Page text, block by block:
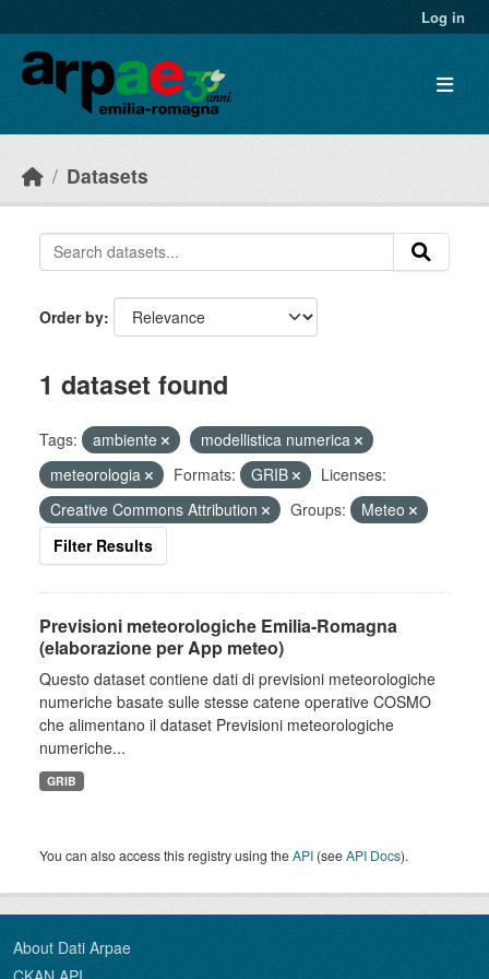
Log in
Datasets
Order by
1 dataset found
Tags: ambiente
modellistica numerica
meteorologia
Formats: GRIB
Licenses:
Creative Commons Attribution
Groups:
Meteo
Filter Results
Previsioni meteorologiche Emilia-Romagna
(elaborazione per App meteo)
Questo dataset contiene dati di previsioni meteorologiche
numeriche basate sulle stesse catene operative COSMO
che alimentano il dataset Previsioni meteorologiche
numeriche...
GRIB
You can also access this registry using theAPI (seeAPI Docs).
About Dati Arpae